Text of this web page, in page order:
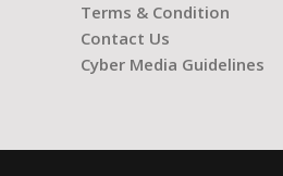
Terms & Condition
Contact Us
Cyber Media Guidelines